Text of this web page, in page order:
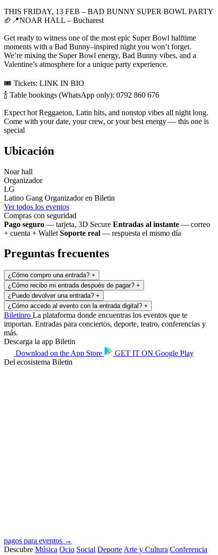
THIS FRIDAY, 13 FEB – BAD BUNNY SUPER BOWL PARTY
🏈📍NOAR HALL – Bucharest
Get ready to witness one of the most epic Super Bowl halftime
moments with a Bad Bunny–inspired night you won’t forget.
We’re mixing the Super Bowl energy, Bad Bunny vibes, and a
Valentine’s atmosphere for a unique party experience.
🎟 Tickets: LINK IN BIO
🍾 Table bookings (WhatsApp only): 0792 860 676
Expect hot Reggaeton, Latin hits, and nonstop vibes all night long.
Come with your date, your crew, or your best energy — this one is
special
Ubicación
Noar hall
Organizador
LG
Latino Gang Organizador en Biletin
Ver todos los eventos
Compras con seguridad
Pago seguro — tarjeta, 3D Secure Entradas al instante — correo
+ cuenta + Wallet Soporte real — respuesta el mismo día
Preguntas frecuentes
¿Cómo compro una entrada? +
¿Cómo recibo mi entrada después de pagar? +
¿Puedo devolver una entrada? +
¿Cómo accedo al evento con la entrada digital? +
Biletinro La plataforma donde encuentras los eventos que te
importan. Entradas para conciertos, deporte, teatro, conferencias y
más.
Descarga la app Biletin
Download on the App Store GET IT ON Google Play
Del ecosistema Biletin
pagos para eventos →
Descubre Música Ocio Social Deporte Arte y Cultura Conferencia